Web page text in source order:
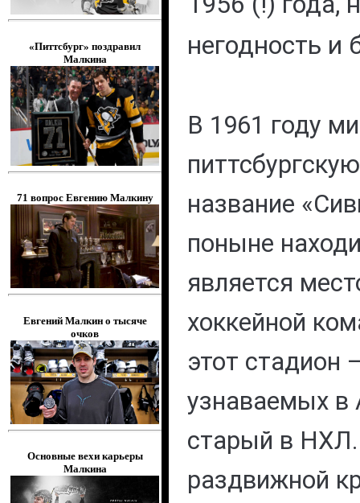
«Питтсбург» поздравил
Малкина
71 вопрос Евгению Малкину
Евгений Малкин о тысяче
очков
Основные вехи карьеры
Малкина
негодность и
В 1961 году
название
поныне
является
хоккейной
этот стадион
узнаваемых
старый в
раздвижной